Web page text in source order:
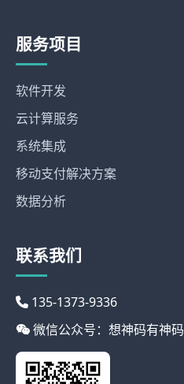
服务项目
软件开发
云计算服务
系统集成
移动支付解决方案
数据分析
联系我们
135-1373-9336
微信公众号：想神码有神码